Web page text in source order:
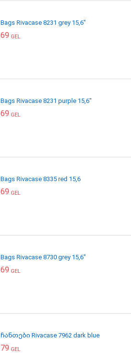
Bags Rivacase 8231 grey 15,6"
69 GEL
Bags Rivacase 8231 purple 15,6"
69 GEL
Bags Rivacase 8335 red 15,6
69 GEL
Bags Rivacase 8730 grey 15,6"
69 GEL
ჩანთები Rivacase 7962 dark blue
79 GEL